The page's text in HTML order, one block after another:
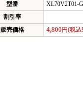
型番
XL70V2T01-G
割引率
販売価格
4,800円(税